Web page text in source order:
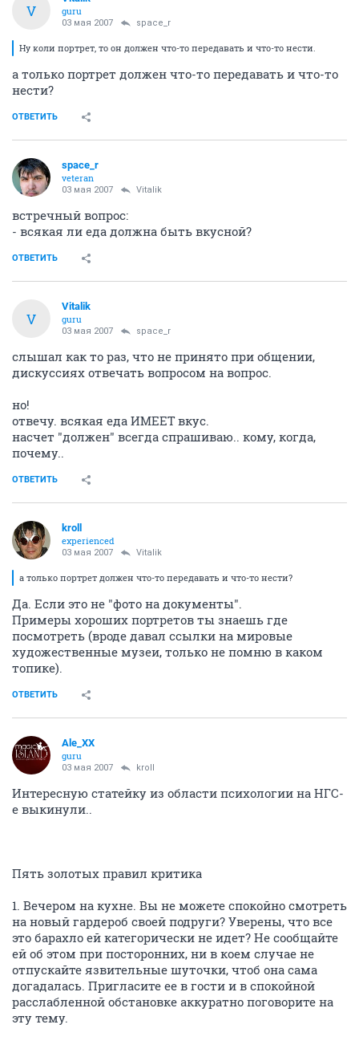
V
guru
03 мая 2007 space_r
Ну коли портрет, то он должен что-то передавать и что-то нести.
а только портрет должен что-то передавать и что-то
нести?
ОТВЕТИТЬ
space_r
veteran
03 мая 2007 Vitalik
встречный вопрос:
- всякая ли еда должна быть вкусной?
ОТВЕТИТЬ
V
Vitalik
guru
03 мая 2007 space_r
слышал как то раз, что не принято при общении,
дискуссиях отвечать вопросом на вопрос.
но!
отвечу. всякая еда ИМЕЕТ вкус.
насчет "должен" всегда спрашиваю.. кому, когда,
почему..
ОТВЕТИТЬ
kroll
experienced
03 мая 2007 Vitalik
а только портрет должен что-то передавать и что-то нести?
Да. Если это не "фото на документы".
Примеры хороших портретов ты знаешь где
посмотреть (вроде давал ссылки на мировые
художественные музеи, только не помню в каком
топике).
ОТВЕТИТЬ
Ale_XX
guru
03 мая 2007 kroll
Интересную статейку из области психологии на НГС-
е выкинули..
Пять золотых правил критика
1. Вечером на кухне. Вы не можете спокойно смотреть
на новый гардероб своей подруги? Уверены, что все
это барахло ей категорически не идет? Не сообщайте
ей об этом при посторонних, ни в коем случае не
отпускайте язвительные шуточки, чтоб она сама
догадалась. Пригласите ее в гости и в спокойной
расслабленной обстановке аккуратно поговорите на
эту тему.